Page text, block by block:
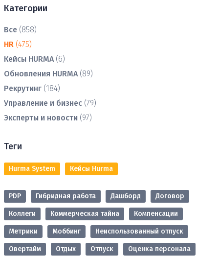
Категории
Все (858)
HR (475)
Кейсы HURMA (6)
Обновления HURMA (89)
Рекрутинг (184)
Управление и бизнес (79)
Эксперты и новости (97)
Теги
Hurma System Кейсы Hurma
PDP Гибридная работа Дашборд Договор
Коллеги Коммерческая тайна Компенсации
Метрики Моббинг Неиспользованный отпуск
Овертайм Отдых Отпуск Оценка персонала